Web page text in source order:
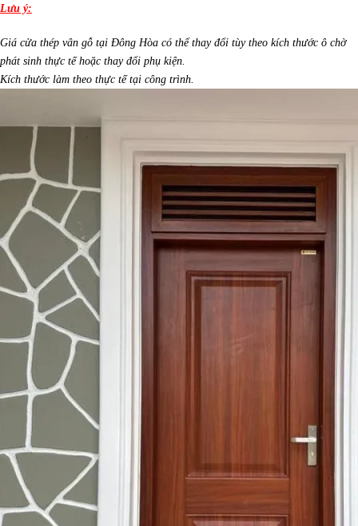
Lưu ý:
Giá cửa thép vân gỗ tại Đông Hòa có thể thay đổi tùy theo kích thước ô chờ
phát sinh thực tế hoặc thay đổi phụ kiện.
Kích thước làm theo thực tế tại công trình.